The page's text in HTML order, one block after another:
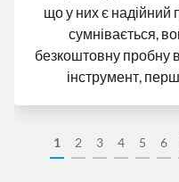
1 2 3 4 5 6
що у них є надійний
сумнівається,
безкоштовну пробну
інструмент,